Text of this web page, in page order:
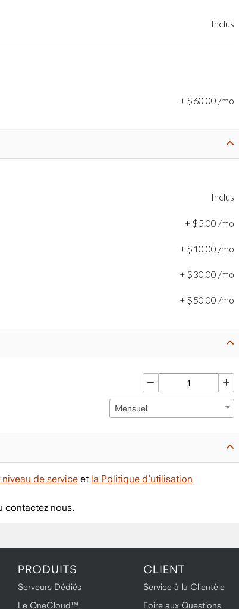
Inclus
+ $60.00 /mo
Inclus
+ $5.00 /mo
+ $ 10.00 /mo
+ $30.00 /mo
+ $50.00 /mo
Mensuel
de service et la Politique d'utilisation
contactez nous.
PRODUITS
Serveurs Dédiés
Le OneCloud™
CLIENT
Service à la Clientèle
Foire aux Questions